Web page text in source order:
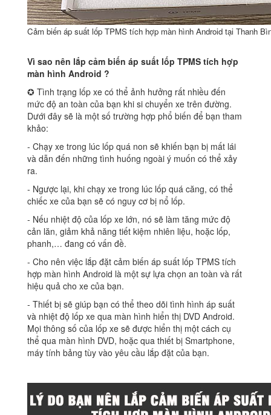
Cảm biến áp suất lốp TPMS tích hợp màn hình Android tại Thanh
Vì sao nên lắp cảm biến áp suất lốp TPMS tích hợp
màn hình Android ?
✪ Tình trạng lốp xe có thể ảnh hưởng rất nhiều đến
mức độ an toàn của bạn khi si chuyển xe trên đường.
Dưới đây sẽ là một số trường hợp phổ biến để bạn tham
khảo:
‐ Chạy xe trong lúc lốp quá non sẽ khiến bạn bị mất lái
và dẫn đến những tình huống ngoài ý muốn có thể xảy
ra.
‐ Ngược lại, khi chạy xe trong lúc lốp quá căng, có thể
chiếc xe của bạn sẽ có nguy cơ bị nổ lốp.
‐ Nếu nhiệt độ của lốp xe lớn, nó sẽ làm tăng mức độ
cản lăn, giảm khả năng tiết kiệm nhiên liệu, hoặc lốp,
phanh,… đang có vấn đề.
‐ Cho nên việc lắp đặt cảm biến áp suất lốp TPMS tích
hợp màn hình Android là một sự lựa chọn an toàn và rất
hiệu quả cho xe của bạn.
‐ Thiết bị sẽ giúp bạn có thể theo dõi tình hình áp suất
và nhiệt độ lốp xe qua màn hình hiển thị DVD Android.
Mọi thông số của lốp xe sẽ được hiển thị một cách cụ
thể qua màn hình DVD, hoặc qua thiết bị Smartphone,
máy tính bảng tùy vào yêu cầu lắp đặt của bạn.